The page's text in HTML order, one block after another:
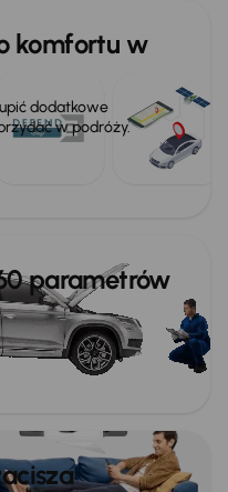
komfortu w
dodatkowe
w podróży.
parametrów